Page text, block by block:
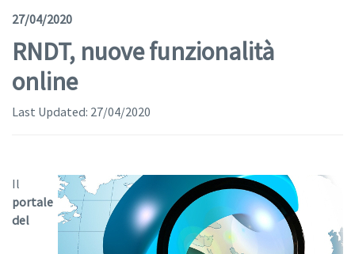
Geoviewer
Tools
Help (apre in una nuova finestra)
27/04/2020
RNDT, nuove funzionalità
online
Last Updated: 27/04/2020
Il
portale
del